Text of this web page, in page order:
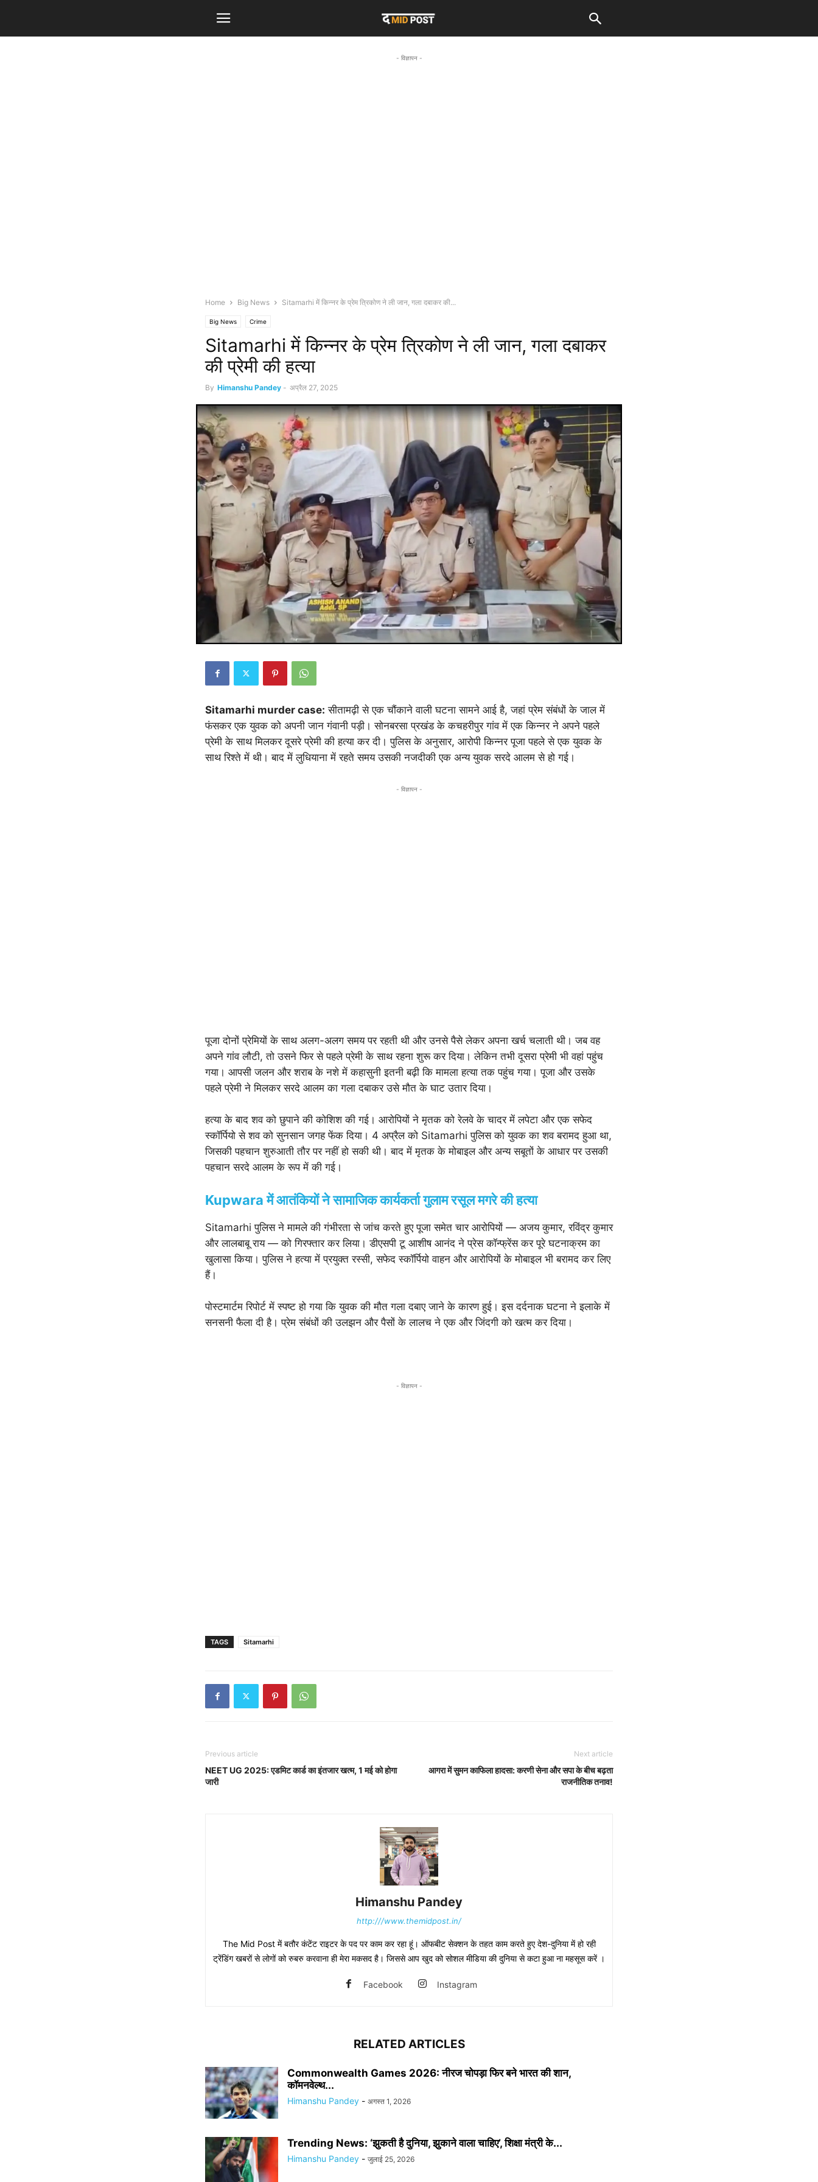
- विज्ञापन -
Home Big News Sitamarhi में किन्नर के प्रेम त्रिकोण ने ली जान, गला दबाकर की...
Big News Crime
Sitamarhi में किन्नर के प्रेम त्रिकोण ने ली जान, गला दबाकर
की प्रेमी की हत्या
By Himanshu Pandey - अप्रैल 27, 2025
Sitamarhi murder case: सीतामढ़ी से एक चौंकाने वाली घटना सामने आई है, जहां प्रेम संबंधों के जाल में
फंसकर एक युवक को अपनी जान गंवानी पड़ी। सोनबरसा प्रखंड के कचहरीपुर गांव में एक किन्नर ने अपने पहले
प्रेमी के साथ मिलकर दूसरे प्रेमी की हत्या कर दी। पुलिस के अनुसार, आरोपी किन्नर पूजा पहले से एक युवक के
साथ रिश्ते में थी। बाद में लुधियाना में रहते समय उसकी नजदीकी एक अन्य युवक सरदे आलम से हो गई।
- विज्ञापन -
पूजा दोनों प्रेमियों के साथ अलग-अलग समय पर रहती थी और उनसे पैसे लेकर अपना खर्च चलाती थी। जब वह
अपने गांव लौटी, तो उसने फिर से पहले प्रेमी के साथ रहना शुरू कर दिया। लेकिन तभी दूसरा प्रेमी भी वहां पहुंच
गया। आपसी जलन और शराब के नशे में कहासुनी इतनी बढ़ी कि मामला हत्या तक पहुंच गया। पूजा और उसके
पहले प्रेमी ने मिलकर सरदे आलम का गला दबाकर उसे मौत के घाट उतार दिया।
हत्या के बाद शव को छुपाने की कोशिश की गई। आरोपियों ने मृतक को रेलवे के चादर में लपेटा और एक सफेद
स्कॉर्पियो से शव को सुनसान जगह फेंक दिया। 4 अप्रैल को Sitamarhi पुलिस को युवक का शव बरामद हुआ था,
जिसकी पहचान शुरुआती तौर पर नहीं हो सकी थी। बाद में मृतक के मोबाइल और अन्य सबूतों के आधार पर उसकी
पहचान सरदे आलम के रूप में की गई।
Kupwara में आतंकियों ने सामाजिक कार्यकर्ता गुलाम रसूल मगरे की हत्या
Sitamarhi पुलिस ने मामले की गंभीरता से जांच करते हुए पूजा समेत चार आरोपियों — अजय कुमार, रविंद्र कुमार
और लालबाबू राय — को गिरफ्तार कर लिया। डीएसपी टू आशीष आनंद ने प्रेस कॉन्फ्रेंस कर पूरे घटनाक्रम का
खुलासा किया। पुलिस ने हत्या में प्रयुक्त रस्सी, सफेद स्कॉर्पियो वाहन और आरोपियों के मोबाइल भी बरामद कर लिए
हैं।
पोस्टमार्टम रिपोर्ट में स्पष्ट हो गया कि युवक की मौत गला दबाए जाने के कारण हुई। इस दर्दनाक घटना ने इलाके में
सनसनी फैला दी है। प्रेम संबंधों की उलझन और पैसों के लालच ने एक और जिंदगी को खत्म कर दिया।
- विज्ञापन -
TAGS Sitamarhi
Previous article
NEET UG 2025: एडमिट कार्ड का इंतजार खत्म, 1 मई को होगा
जारी
Next article
आगरा में सुमन काफिला हादसा: करणी सेना और सपा के बीच बढ़ता
राजनीतिक तनाव!
Himanshu Pandey
http:///www.themidpost.in/
The Mid Post में बतौर कंटेंट राइटर के पद पर काम कर रहा हूं। ऑफबीट सेक्शन के तहत काम करते हुए देश-दुनिया में हो रही
ट्रेंडिंग खबरों से लोगों को रुबरु करवाना ही मेरा मकसद है। जिससे आप खुद को सोशल मीडिया की दुनिया से कटा हुआ ना महसूस करें ।
Facebook Instagram
RELATED ARTICLES
Commonwealth Games 2026: नीरज चोपड़ा फिर बने भारत की शान,
कॉमनवेल्थ...
Himanshu Pandey - अगस्त 1, 2026
Trending News: ‘झुकती है दुनिया, झुकाने वाला चाहिए’, शिक्षा मंत्री के...
Himanshu Pandey - जुलाई 25, 2026